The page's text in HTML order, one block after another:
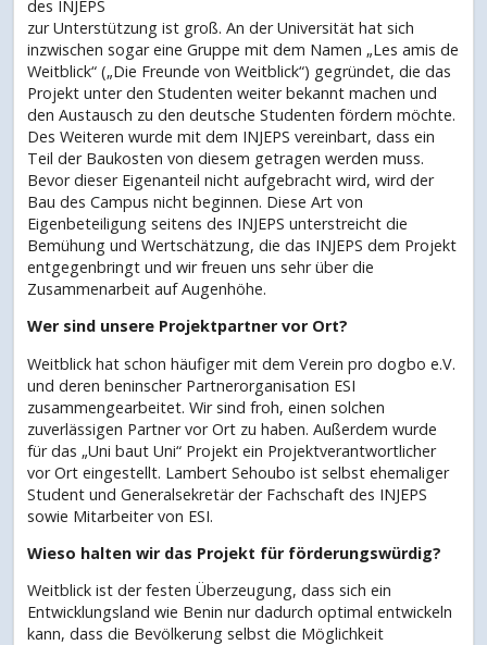
des INJEPS
zur Unterstützung ist groß. An der Universität hat sich
inzwischen sogar eine Gruppe mit dem Namen „Les amis de
Weitblick“ („Die Freunde von Weitblick“) gegründet, die das
Projekt unter den Studenten weiter bekannt machen und
den Austausch zu den deutsche Studenten fördern möchte.
Des Weiteren wurde mit dem INJEPS vereinbart, dass ein
Teil der Baukosten von diesem getragen werden muss.
Bevor dieser Eigenanteil nicht aufgebracht wird, wird der
Bau des Campus nicht beginnen. Diese Art von
Eigenbeteiligung seitens des INJEPS unterstreicht die
Bemühung und Wertschätzung, die das INJEPS dem Projekt
entgegenbringt und wir freuen uns sehr über die
Zusammenarbeit auf Augenhöhe.
Wer sind unsere Projektpartner vor Ort?
Weitblick hat schon häufiger mit dem Verein pro dogbo e.V.
und deren beninscher Partnerorganisation ESI
zusammengearbeitet. Wir sind froh, einen solchen
zuverlässigen Partner vor Ort zu haben. Außerdem wurde
für das „Uni baut Uni“ Projekt ein Projektverantwortlicher
vor Ort eingestellt. Lambert Sehoubo ist selbst ehemaliger
Student und Generalsekretär der Fachschaft des INJEPS
sowie Mitarbeiter von ESI.
Wieso halten wir das Projekt für förderungswürdig?
Weitblick ist der festen Überzeugung, dass sich ein
Entwicklungsland wie Benin nur dadurch optimal entwickeln
kann, dass die Bevölkerung selbst die Möglichkeit